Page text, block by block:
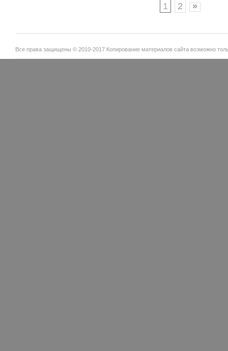
1 2 »
Все права защищены © 2010-2017 Копирование материалов сайта возможно